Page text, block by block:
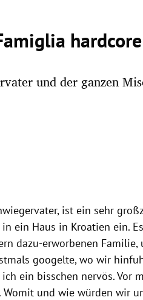
hardcore
und der ganzen
ist ein sehr
ein Haus in Kroatien ein.
dazu-erworbenen
googelte, wo wir
ein bisschen nervös. Vor
Womit und wie würden wir